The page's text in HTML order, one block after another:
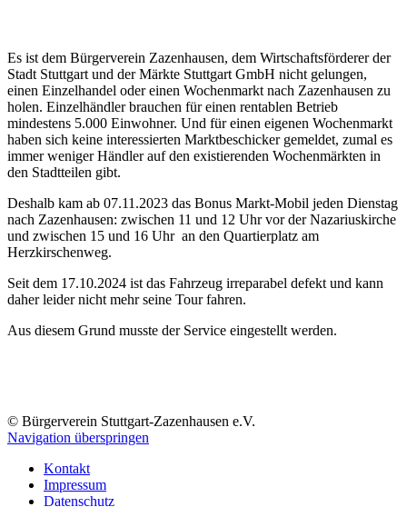
Es ist dem Bürgerverein Zazenhausen, dem Wirtschaftsförderer der
Stadt Stuttgart und der Märkte Stuttgart GmbH nicht gelungen,
einen Einzelhandel oder einen Wochenmarkt nach Zazenhausen zu
holen. Einzelhändler brauchen für einen rentablen Betrieb
mindestens 5.000 Einwohner. Und für einen eigenen Wochenmarkt
haben sich keine interessierten Marktbeschicker gemeldet, zumal es
immer weniger Händler auf den existierenden Wochenmärkten in
den Stadtteilen gibt.
Deshalb kam ab 07.11.2023 das Bonus Markt-Mobil jeden Dienstag
nach Zazenhausen: zwischen 11 und 12 Uhr vor der Nazariuskirche
und zwischen 15 und 16 Uhr an den Quartierplatz am
Herzkirschenweg.
Seit dem 17.10.2024 ist das Fahrzeug irreparabel defekt und kann
daher leider nicht mehr seine Tour fahren.
Aus diesem Grund musste der Service eingestellt werden.
© Bürgerverein Stuttgart-Zazenhausen e.V.
Navigation überspringen
Kontakt
Impressum
Datenschutz